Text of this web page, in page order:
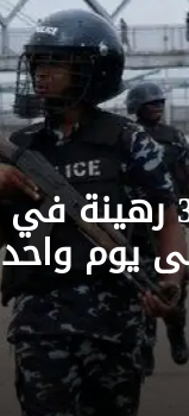
نيجيريا تحرّر أكثر من 300 رهينة في
يوم واحد